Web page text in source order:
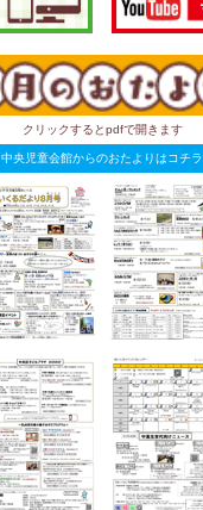
クリックするとpdfで開きます
中央児童会館からのおたよりはコチラ